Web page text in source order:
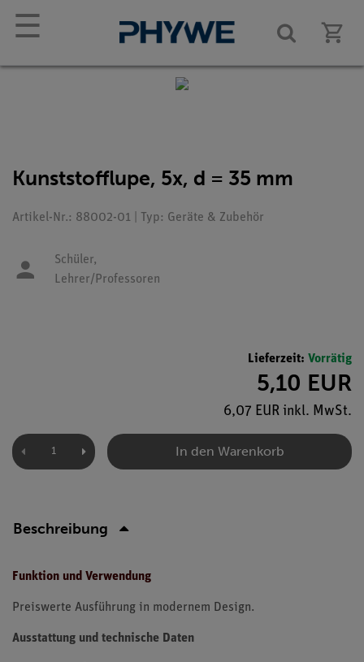
☰
Kunststofflupe, 5x, d = 35 mm
Artikel-Nr.: 88002-01 | Typ: Geräte & Zubehör
Schüler,
Lehrer/Professoren
Lieferzeit: Vorrätig
5,10 EUR
6,07 EUR inkl. MwSt.
In den Warenkorb
Beschreibung
Funktion und Verwendung
Preiswerte Ausführung in modernem Design.
Ausstattung und technische Daten